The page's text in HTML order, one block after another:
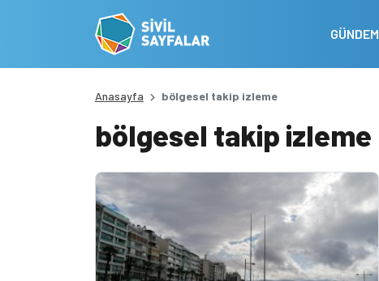
GÜNDEM
Anasayfa bölgesel takip izleme
bölgesel takip izleme